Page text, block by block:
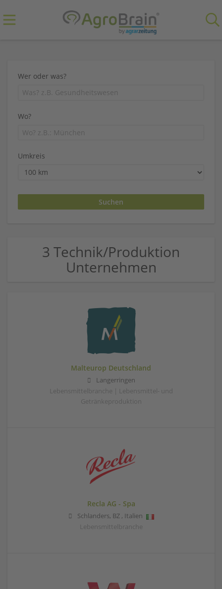
Wer oder was?
Wo?
Umkreis
3 Technik/Produktion
Unternehmen
Malteurop Deutschland
Langerringen
Lebensmittelbranche | Lebensmittel- und
Getränkeproduktion
Recla AG - Spa
Schlanders, BZ, Italien
Lebensmittelbranche